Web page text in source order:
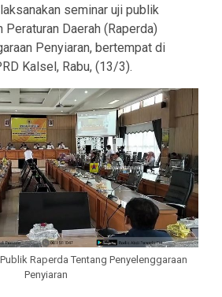
seminar uji publik
Peraturan Daerah (Raperda)
Penyiaran, bertempat di
Kalsel, Rabu, (13/3).
Raperda Tentang Penyelenggaraan
Penyiaran